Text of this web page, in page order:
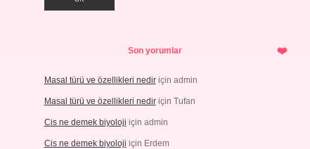
Son yorumlar
Masal türü ve özellikleri nediriçin admin
Masal türü ve özellikleri nediriçin Tufan
Cis ne demek biyoloji için admin
Cis ne demek biyoloji için Erdem